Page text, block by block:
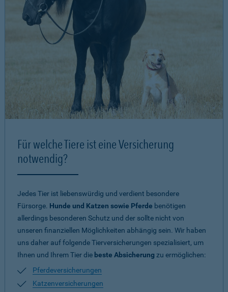
Für welche Tiere ist eine Versicherung
notwendig?
Jedes Tier ist liebenswürdig und verdient besondere
Fürsorge. Hunde und Katzen sowie Pferde benötigen
allerdings besonderen Schutz und der sollte nicht von
unseren finanziellen Möglichkeiten abhängig sein. Wir haben
uns daher auf folgende Tierversicherungen spezialisiert, um
Ihnen und Ihrem Tier die beste Absicherung zu ermöglichen:
Pferdeversicherungen
Katzenversicherungen